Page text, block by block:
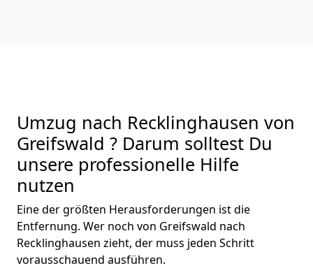
Umzug nach Recklinghausen von
Greifswald ? Darum solltest Du
unsere professionelle Hilfe
nutzen
Eine der größten Herausforderungen ist die
Entfernung. Wer noch von Greifswald nach
Recklinghausen zieht, der muss jeden Schritt
vorausschauend ausführen.